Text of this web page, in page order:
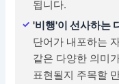
됩니다.
'비행'이 선사하는
단어가 내포하는
같은 다양한 의미
표현될지 주목할